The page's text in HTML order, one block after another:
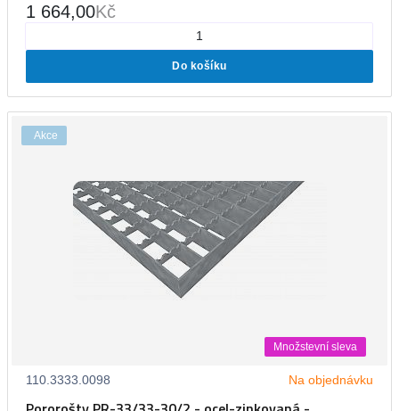
1 664,00Kč
Do košíku
Akce
Množstevní sleva
110.3333.0098 Na objednávku